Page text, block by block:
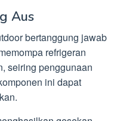
Aus
bertanggung jawab
refrigeran
seiring penggunaan
ini dapat